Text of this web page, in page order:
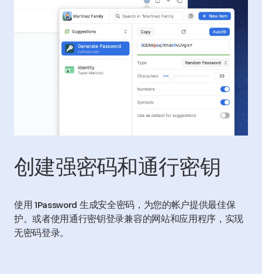
创建强密码和通行密钥
使用 1Password 生成安全密码，为您的帐户提供最佳保
护。或者使用通行密钥登录兼容的网站和应用程序，实现
无密码登录。